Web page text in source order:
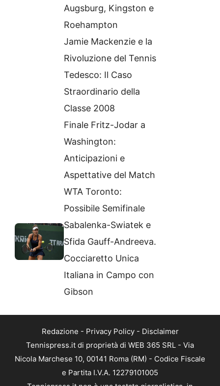
Augsburg, Kingston e
Roehampton
Jamie Mackenzie e la
Rivoluzione del Tennis
Tedesco: Il Caso
Straordinario della
Classe 2008
Finale Fritz-Jodar a
Washington:
Anticipazioni e
Aspettative del Match
WTA Toronto:
Possibile Semifinale
Sabalenka-Swiatek e
Sfida Gauff-Andreeva.
Cocciaretto Unica
Italiana in Campo con
Gibson
Redazione - Privacy Policy- Disclaimer
Tennispress.it di proprietà di WEB 365 SRL - Via
Nicola Marchese 10, 00141 Roma (RM) - Codice Fiscale
e Partita I.V.A. 12279101005